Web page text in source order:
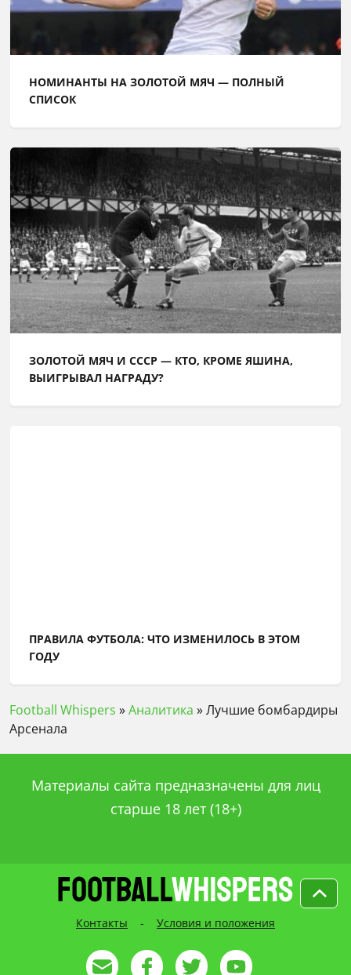
НОМИНАНТЫ НА ЗОЛОТОЙ МЯЧ — ПОЛНЫЙ
СПИСОК
ЗОЛОТОЙ МЯЧ И СССР — КТО, КРОМЕ ЯШИНА,
ВЫИГРЫВАЛ НАГРАДУ?
ПРАВИЛА ФУТБОЛА: ЧТО ИЗМЕНИЛОСЬ В ЭТОМ
ГОДУ
Football Whispers »Аналитика »Лучшие бомбардиры
Арсенала
Материалы сайта предназначены для лиц
старше 18 лет (18+)
Контакты - Условия и положения